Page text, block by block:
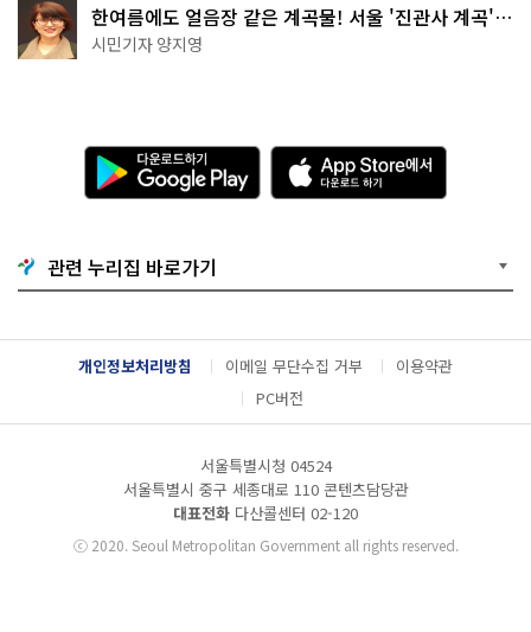
한여름에도 얼음장 같은 계곡물! 서울 '진관사 계곡'이
천국이네~
시민기자 양지영
다
운
로
기
G
o
g
l
e
A
p
p
e
서
다
운
관련 누리집 바로가기
개인정보처리방침 이메일 무단수집 거부
이용약관
PC버전
서울특별시청 04524
서울특별시 중구 세종대로 110 콘텐츠담당관
대표전화 다산콜센터 02-120
ⓒ2020. Seoul Metropolitan Government all rights reserved.